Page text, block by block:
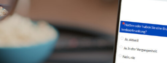
zu entfernen, ist die Basis der
Brustkrebs. Dafür gibt es 2